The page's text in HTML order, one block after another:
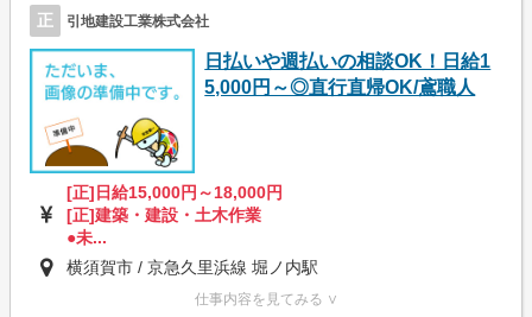
正 引地建設工業株式会社
日払いや週払いの相談OK！日給1
5,000円～◎直行直帰OK/鳶職人
[正]日給15,000円～18,000円
[正]建築・建設・土木作業
●未...
横須賀市 / 京急久里浜線 堀ノ内駅
仕事内容を見てみる ∨